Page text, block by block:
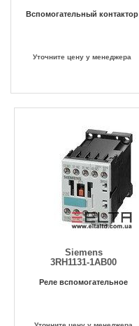
Вспомогательный контактор
Уточните цену у менеджера
Siemens
3RH1131-1AB00
Реле вспомогательное